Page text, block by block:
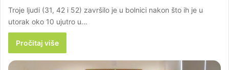
Troje ljudi (31, 42 i 52) završilo je u bolnici nakon što ih je u
utorak oko 10 ujutro u…
Pročitaj više